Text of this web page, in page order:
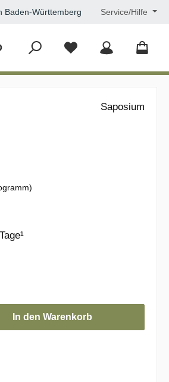
Baden-Württemberg Service/Hilfe
Saposium
In den Warenkorb